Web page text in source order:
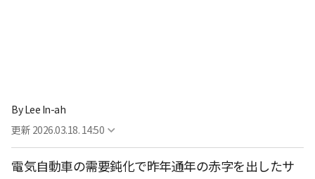
By Lee In-ah
更新 2026.03.18. 14:50
電気自動車の需要鈍化で昨年通年の赤字を出したサ